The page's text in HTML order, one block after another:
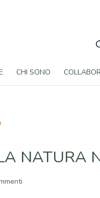
CHI SONO
NATURA